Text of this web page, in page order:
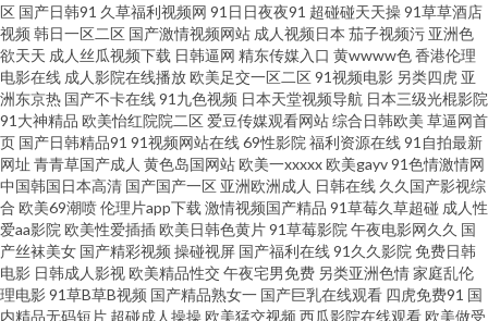
免费超碰 肏屄五区 91黑丝高跟骚 先锋资源成人av 人妻人人爱 日本www69 免
费观看91看片 国产探花第一页 丁香综合素人 a级黄卡 91视频18 91才热 五月
天色色影院 五月丁香网站导航 日韩AV主播福利 日本韩国成人 久久精品传媒
视频 久草视频在资源线 含羞草影院在线 黄色仓库app 国产韩日第一页 国产91
在线首页 美女18禁网站 亚洲一线网站 www9久热 精品国产乱子伦 天天干精
品 AV无码偷拍 欧美不卡交配视频 91微拍 国产福利导航在线 人人摸超碰 91最
区 国产日韩91 久草福利视频网 91日日夜夜91 超碰碰天天操91草草酒店
视频 韩日一区二区 国产激情视频网站 成人视频日本 茄子视频污 亚洲色
欲天天 成人丝瓜视频下载 日韩逼网 精东传媒入口 黄wwww色香港伦理
电影在线 成人影院在线播放欧美足交一区二区91视频电影 另类四虎 亚
洲东京热 国产不卡在线91九色视频 日本天堂视频导航 日本三级光棍影院
91大神精品 欧美怡红院院二区 爱豆传媒观看网站综合日韩欧美 草逼网首
页 国产日韩精品91 91视频网站在线69性影院 福利资源在线91自拍最新
网址 青青草国产成人 黄色岛国网站欧美一xxxxx欧美gayv91色情激情网
中国韩国日本高清 国产国产一区 亚洲欧洲成人 日韩在线 久久国产影视综
合 欧美69潮喷伦理片app下载 激情视频国产精品 91草莓久草超碰 成人性
爱aa影院 欧美性爱插插欧美日韩色黄片91草莓影院 午夜电影网久久 国
产丝袜美女 国产精彩视频 操碰视屏 国产福利在线91久久影院 免费日韩
电影 日韩成人影视欧美精品性交午夜宅男免费 另类亚洲色情家庭乱伦
理电影91草B草B视频 国产精品熟女一 国产巨乳在线观看 四虎免费91 国
内精品无码短片 超碰成人操操欧美猛交视频 西瓜影院在线观看欧美做受